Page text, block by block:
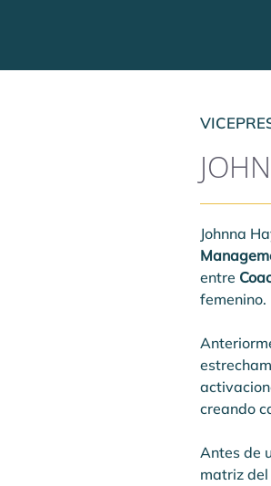
Johnna
entre
femenino.
creando
Antes de
matriz